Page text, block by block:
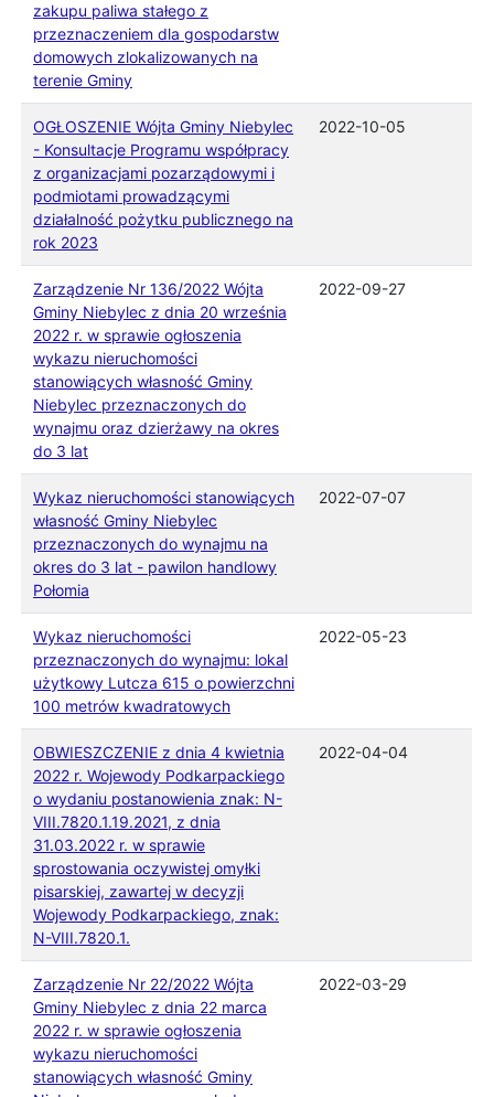
zakupu paliwa stałego z
przeznaczeniem dla gospodarstw
domowych zlokalizowanych na
terenie Gminy
OGŁOSZENIE Wójta Gminy Niebylec
- Konsultacje Programu współpracy
z organizacjami pozarządowymi i
podmiotami prowadzącymi
działalność pożytku publicznego na
rok 2023
2022-10-05
Zarządzenie Nr 136/2022 Wójta
Gminy Niebylec z dnia 20 września
2022 r. w sprawie ogłoszenia
wykazu nieruchomości
stanowiących własność Gminy
Niebylec przeznaczonych do
wynajmu oraz dzierżawy na okres
do 3 lat
2022-09-27
Wykaz nieruchomości stanowiących
własność Gminy Niebylec
przeznaczonych do wynajmu na
okres do 3 lat - pawilon handlowy
Połomia
2022-07-07
Wykaz nieruchomości
przeznaczonych do wynajmu: lokal
użytkowy Lutcza 615 o powierzchni
100 metrów kwadratowych
2022-05-23
OBWIESZCZENIE z dnia 4 kwietnia
2022 r. Wojewody Podkarpackiego
o wydaniu postanowienia znak: N-
VIII.7820.1.19.2021, z dnia
31.03.2022 r. w sprawie
sprostowania oczywistej omyłki
pisarskiej, zawartej w decyzji
Wojewody Podkarpackiego, znak:
N-VIII.7820.1.
2022-04-04
Zarządzenie Nr 22/2022 Wójta
Gminy Niebylec z dnia 22 marca
2022 r. w sprawie ogłoszenia
wykazu nieruchomości
stanowiących własność Gminy
2022-03-29